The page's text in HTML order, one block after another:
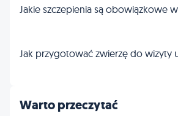
Jakie szczepienia są obowiązkowe
Jak przygotować zwierzę do wizyty
Warto przeczytać